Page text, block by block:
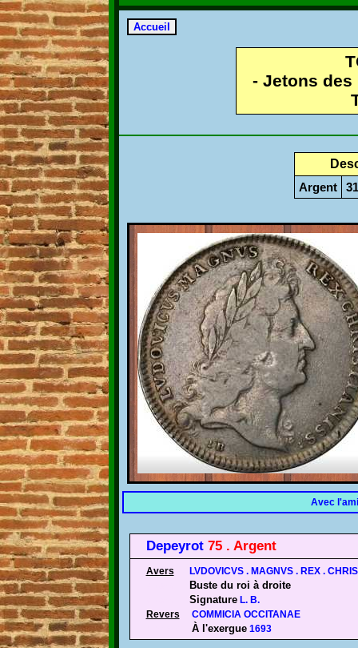
- Jetons des
Argent
Avec
Depeyrot 75 . Argent
Avers
LVDOVICVS . MAGNVS . REX .
Buste du roi à droite
SignatureL. B.
Revers
COMMICIA OCCITANAE
À l'exergue1693